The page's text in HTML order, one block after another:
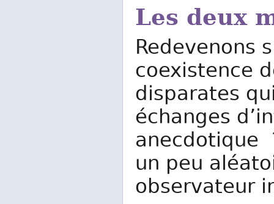
Les deux
Redevenons
coexistence
disparates
échanges
anecdotique
un peu
observateur